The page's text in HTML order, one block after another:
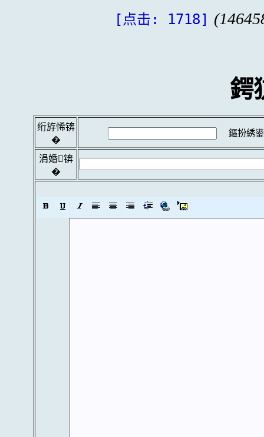
[点击: 1718]
鍔
绗斿悕锛
�
鏂扮綉
涓婚锛
�